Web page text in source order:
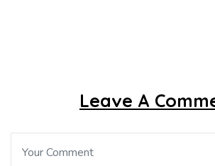
Leave A